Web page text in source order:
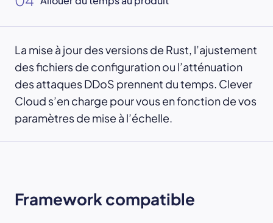
La mise à jour des versions de Rust, l’ajustement
des fichiers de configuration ou l’atténuation
des attaques DDoS prennent du temps. Clever
Cloud s’en charge pour vous en fonction de vos
paramètres de mise à l’échelle.
Framework compatible